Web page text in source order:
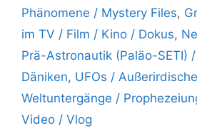
Phänomene / Mystery Files,
im TV / Film / Kino / Dokus,
Prä-Astronautik (Paläo-SETI)
Däniken, UFOs /
Weltuntergänge /
Video / Vlog